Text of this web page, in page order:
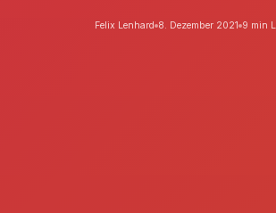
Felix Lenhard 8. Dezember 2021 9 min